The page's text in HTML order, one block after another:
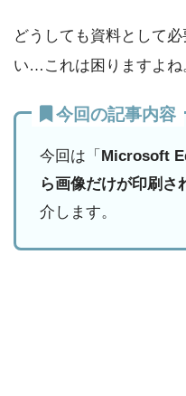
どうしても資料として
い…これは困りますよね
今回の記事内容
今回は「 Microsoft
ら画像だけが印刷さ
介します。